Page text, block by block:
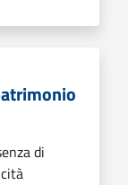
di